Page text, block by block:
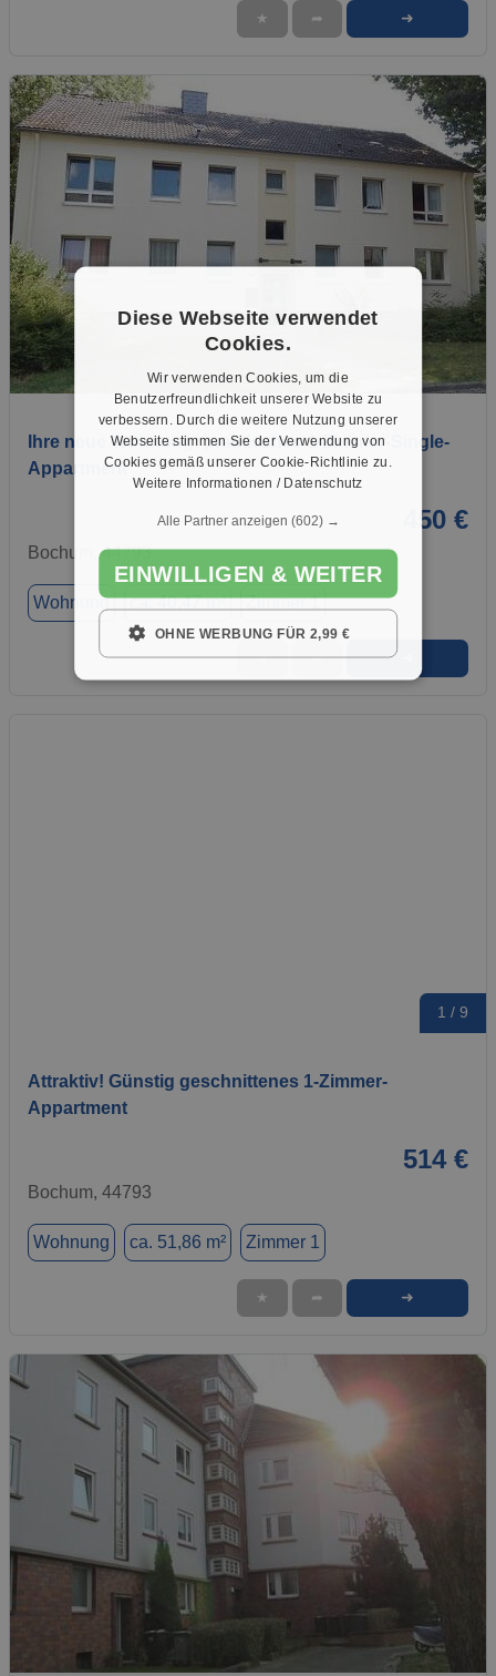
★ ➦ ➜
1 / 8
Ihre neue Wohnung: praktisches 1-Zimmer-Single-
Appartment
450 €
Bochum, 44793
Wohnung ca. 40,47 m² Zimmer 1
★ ➦
1 / 9
Attraktiv! Günstig geschnittenes 1-Zimmer-
Appartment
514 €
Bochum, 44793
Wohnung ca. 51,86 m² Zimmer 1
★ ➦ ➜
1 / 9
Diese Webseite verwendet
Cookies.
Wir verwenden Cookies, um die
Benutzerfreundlichkeit unserer Website zu
verbessern. Durch die weitere Nutzung unserer
Webseite stimmen Sie der Verwendung von
Cookies gemäß unserer Cookie-Richtlinie zu.
Weitere Informationen / Datenschutz
Alle Partner anzeigen (602) →
EINWILLIGEN & WEITER
OHNE WERBUNG FÜR 2,99 €